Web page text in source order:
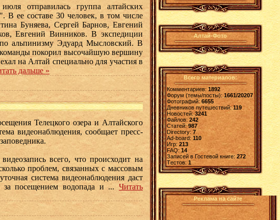
отправилась группа алтайских
В ее составе 30 человек, в том числе
Буняева, Сергей Барнов, Евгений
Евгений Винников. В экспедиции
альпинизму Эдуард Мысловский. В
команды покорил высочайшую вершину
на Алтай специально для участия в
дальше »
Телецкого озера и Алтайского
видеонаблюдения, сообщает пресс-
всего, что происходит на
проблем, связанных с массовым
система видеонаблюдения даст
за посещением водопада и ...Читать
Алтай-Фото
Всего материалов:
Комментариев: 1892
Форум (темы/посты):1661/20207
Фотографий:6655
Дневников путешествий:119
Новостей:3241
Файлов: 242
Статей:987
Directory: 7
Ad-board:110
Игр: 213
FAQ:14
Записей в Гостевой книге:272
Tестов: 1
Реклама на сайте